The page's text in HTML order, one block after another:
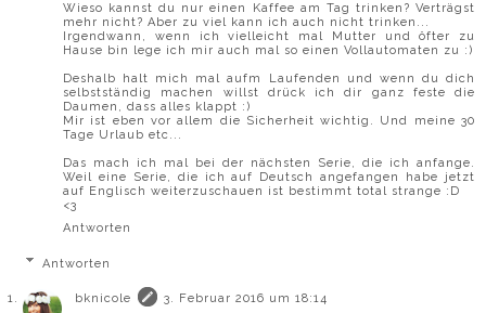
Wieso kannst du nur einen Kaffee am Tag trinken? Verträgst
mehr nicht? Aber zu viel kann ich auch nicht trinken...
Irgendwann, wenn ich vielleicht mal Mutter und öfter zu
Hause bin lege ich mir auch mal so einen Vollautomaten zu :)
Deshalb halt mich mal aufm Laufenden und wenn du dich
selbstständig machen willst drück ich dir ganz feste die
Daumen, dass alles klappt :)
Mir ist eben vor allem die Sicherheit wichtig. Und meine 30
Tage Urlaub etc...
Das mach ich mal bei der nächsten Serie, die ich anfange.
Weil eine Serie, die ich auf Deutsch angefangen habe jetzt
auf Englisch weiterzuschauen ist bestimmt total strange :D
<3
Antworten
Antworten
bknicole
3. Februar 2016 um 18:14